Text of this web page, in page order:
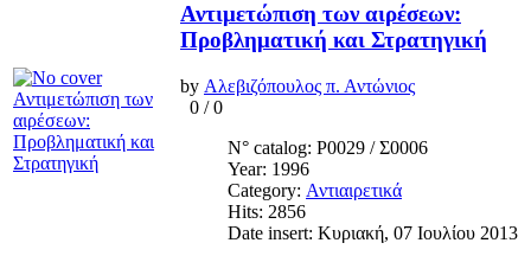
Αντιμετώπιση των αιρέσεων:
Προβληματική και Στρατηγική
by Αλεβιζόπουλος π. Αντώνιος
0 /0
N° catalog: Ρ0029 / Σ0006
Year: 1996
Category: Αντιαιρετικά
Hits: 2856
Date insert: Κυριακή, 07 Ιουλίου 2013